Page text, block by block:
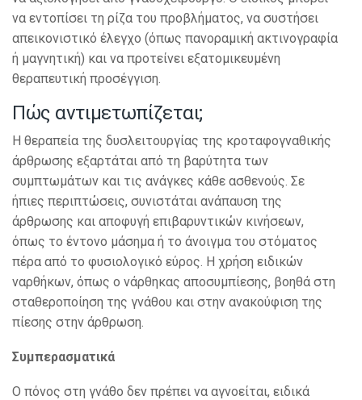
να εντοπίσει τη ρίζα του προβλήματος, να συστήσει
απεικονιστικό έλεγχο (όπως πανοραμική ακτινογραφία
ή μαγνητική) και να προτείνει εξατομικευμένη
θεραπευτική προσέγγιση.
Πώς αντιμετωπίζεται;
Η θεραπεία της δυσλειτουργίας της κροταφογναθικής
άρθρωσης εξαρτάται από τη βαρύτητα των
συμπτωμάτων και τις ανάγκες κάθε ασθενούς. Σε
ήπιες περιπτώσεις, συνιστάται ανάπαυση της
άρθρωσης και αποφυγή επιβαρυντικών κινήσεων,
όπως το έντονο μάσημα ή το άνοιγμα του στόματος
πέρα από το φυσιολογικό εύρος. Η χρήση ειδικών
ναρθήκων, όπως ο νάρθηκας αποσυμπίεσης, βοηθά στη
σταθεροποίηση της γνάθου και στην ανακούφιση της
πίεσης στην άρθρωση.
Συμπερασματικά
Ο πόνος στη γνάθο δεν πρέπει να αγνοείται, ειδικά